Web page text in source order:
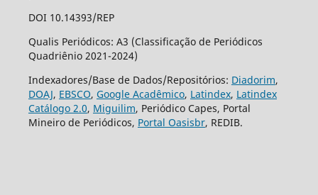
DOI 10.14393/REP
Qualis Periódicos: A3 (Classificação de Periódicos
Quadriênio 2021-2024)
Indexadores/Base de Dados/Repositórios: Diadorim,
DOAJ, EBSCO, Google Acadêmico, Latindex, Latindex
Catálogo 2.0, Miguilim, Periódico Capes, Portal
Mineiro de Periódicos, Portal Oasisbr, REDIB.